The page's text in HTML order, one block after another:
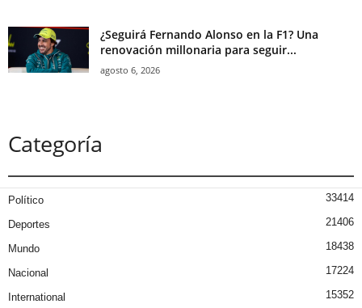
¿Seguirá Fernando Alonso en la F1? Una
renovación millonaria para seguir...
agosto 6, 2026
Categoría
Político 33414
Deportes 21406
Mundo 18438
Nacional 17224
International 15352